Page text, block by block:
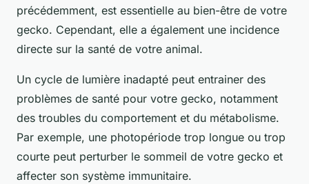
précédemment, est essentielle au bien-être de votre
gecko. Cependant, elle a également une incidence
directe sur la santé de votre animal.
Un cycle de lumière inadapté peut entrainer des
problèmes de santé pour votre gecko, notamment
des troubles du comportement et du métabolisme.
Par exemple, une photopériode trop longue ou trop
courte peut perturber le sommeil de votre gecko et
affecter son système immunitaire.